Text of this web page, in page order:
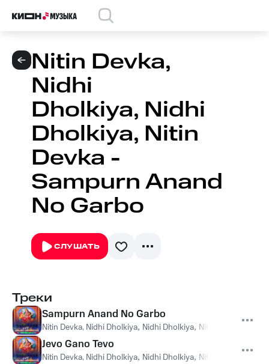
Nitin Devka,
Nidhi
Dholkiya, Nidhi
Dholkiya, Nitin
Devka -
Sampurn Anand
No Garbo
СЛУШАТЬ
Треки
Sampurn Anand No Garbo
Nitin Devka, Nidhi Dholkiya, Nidhi Dholkiya, Nitin Devka
Jevo Gano Tevo
Nitin Devka, Nidhi Dholkiya, Nidhi Dholkiya, Nitin Devka